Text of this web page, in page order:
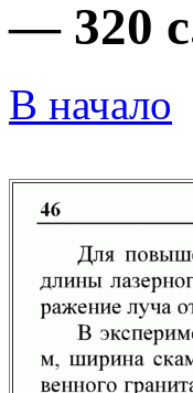
— 320
В начало